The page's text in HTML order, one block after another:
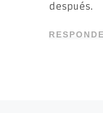
después.